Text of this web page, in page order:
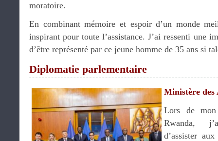
moratoire.
En combinant mémoire et espoir d’un monde
inspirant pour toute l’assistance. J’ai ressenti une
d’être représenté par ce jeune homme de 35 ans si
Diplomatie parlementaire
Ministère des
Lors de mon
Rwanda,
d’assister